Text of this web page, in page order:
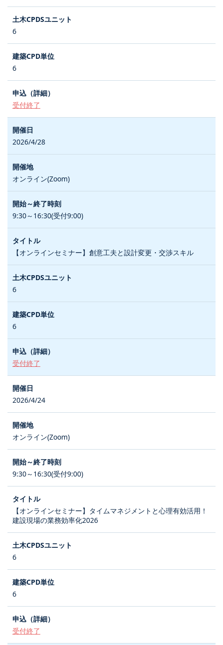
6
6
受付終了
2026/4/28
オンライン(Zoom)
9:30～16:30(受付9:00)
【オンラインセミナー】創意工夫と設計変更・交渉スキル
6
6
受付終了
2026/4/24
オンライン(Zoom)
9:30～16:30(受付9:00)
【オンラインセミナー】タイムマネジメントと心理有効活用！
建設現場の業務効率化2026
6
6
受付終了